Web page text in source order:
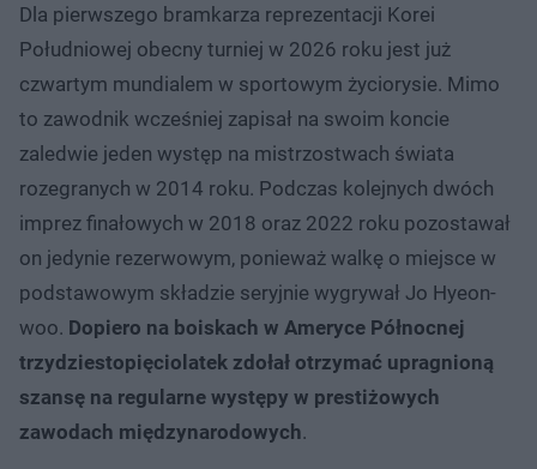
Dla pierwszego bramkarza reprezentacji Korei
Południowej obecny turniej w 2026 roku jest już
czwartym mundialem w sportowym życiorysie. Mimo
to zawodnik wcześniej zapisał na swoim koncie
zaledwie jeden występ na mistrzostwach świata
rozegranych w 2014 roku. Podczas kolejnych dwóch
imprez finałowych w 2018 oraz 2022 roku pozostawał
on jedynie rezerwowym, ponieważ walkę o miejsce w
podstawowym składzie seryjnie wygrywał Jo Hyeon-
woo. Dopiero na boiskach w Ameryce Północnej
trzydziestopięciolatek zdołał otrzymać upragnioną
szansę na regularne występy w prestiżowych
zawodach międzynarodowych.